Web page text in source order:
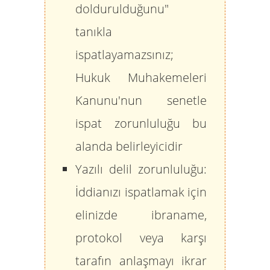
doldurulduğunu"
tanıkla
ispatlayamazsınız;
Hukuk Muhakemeleri
Kanunu'nun senetle
ispat zorunluluğu bu
alanda belirleyicidir
Yazılı delil zorunluluğu:
İddianızı ispatlamak için
elinizde ibraname,
protokol veya karşı
tarafın anlaşmayı ikrar